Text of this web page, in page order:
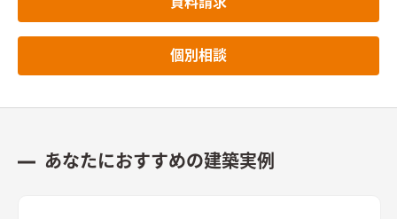
個別相談
あなたにおすすめの建築実例